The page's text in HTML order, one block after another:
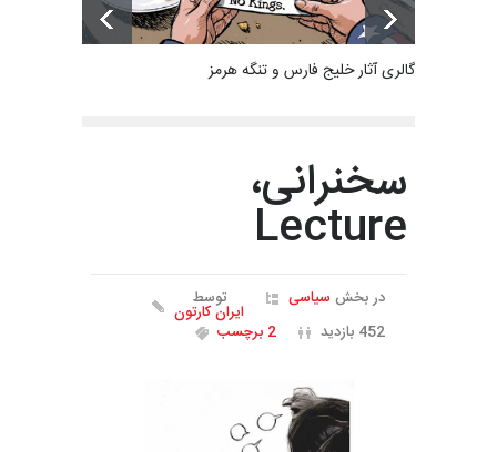
گالری آثار خلیج فارس و تنگه هرمز
سخنرانی،
Lecture
در بخش سیاسی توسط
ایران کارتون
452 بازدید
2 برچسب